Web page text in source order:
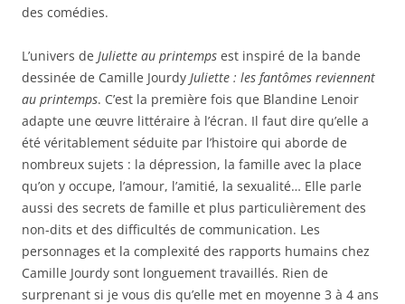
des comédies.
L’univers de Juliette au printemps est inspiré de la bande
dessinée de Camille Jourdy Juliette : les fantômes reviennent
au printemps. C’est la première fois que Blandine Lenoir
adapte une œuvre littéraire à l’écran. Il faut dire qu’elle a
été véritablement séduite par l’histoire qui aborde de
nombreux sujets : la dépression, la famille avec la place
qu’on y occupe, l’amour, l’amitié, la sexualité… Elle parle
aussi des secrets de famille et plus particulièrement des
non-dits et des difficultés de communication. Les
personnages et la complexité des rapports humains chez
Camille Jourdy sont longuement travaillés. Rien de
surprenant si je vous dis qu’elle met en moyenne 3 à 4 ans